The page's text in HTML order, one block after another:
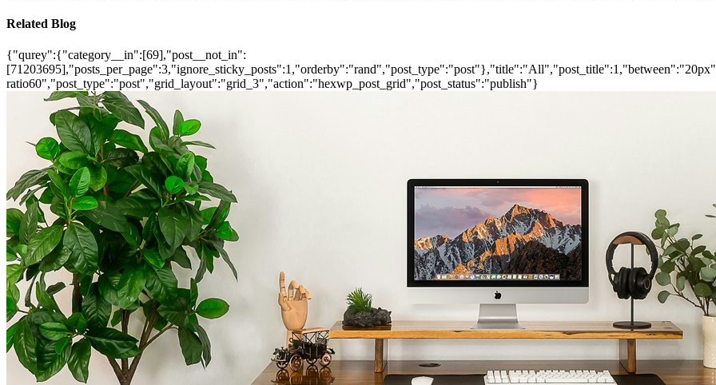
Related Blog
{"qurey":{"category__in":[69],"post__not_in":
ratio60","post_type":"post","grid_layout":"grid_3","action":"hexwp_post_grid","post_status":"publish"}